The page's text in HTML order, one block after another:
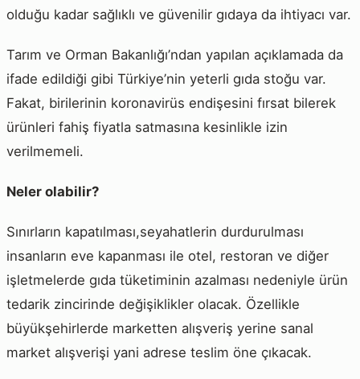
olduğu kadar sağlıklı ve güvenilir gıdaya da ihtiyacı var.
Tarım ve Orman Bakanlığı’ndan yapılan açıklamada da
ifade edildiği gibi Türkiye’nin yeterli gıda stoğu var.
Fakat, birilerinin koronavirüs endişesini fırsat bilerek
ürünleri fahiş fiyatla satmasına kesinlikle izin
verilmemeli.
Neler olabilir?
Sınırların kapatılması,seyahatlerin durdurulması
insanların eve kapanması ile otel, restoran ve diğer
işletmelerde gıda tüketiminin azalması nedeniyle ürün
tedarik zincirinde değişiklikler olacak. Özellikle
büyükşehirlerde marketten alışveriş yerine sanal
market alışverişi yani adrese teslim öne çıkacak.